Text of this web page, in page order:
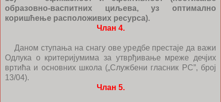
образовно-васпитних циљева, уз оптимално
коришћење расположивих ресурса).
Члан 4.
Даном ступања на снагу ове уредбе престаје да важи
Одлука о критеријумима за утврђивање мреже дечјих
вртића и основних школа („Службени гласник РС”, број
13/04).
Члан 5.